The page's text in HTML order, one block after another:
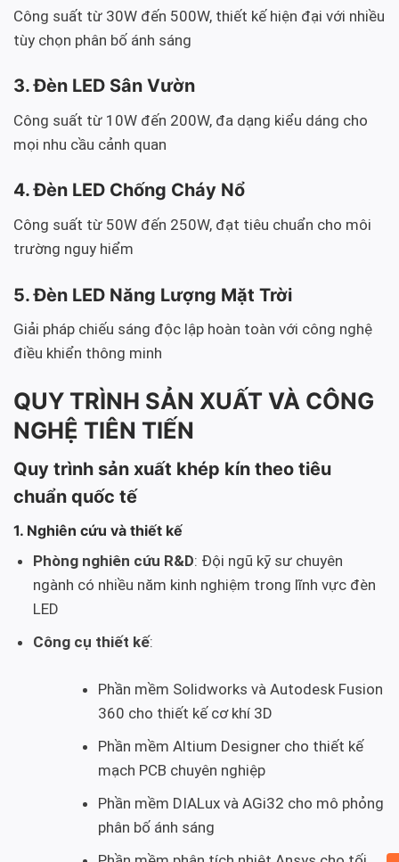
Công suất từ 30W đến 500W, thiết kế hiện đại với nhiều
tùy chọn phân bố ánh sáng
3. Đèn LED Sân Vườn
Công suất từ 10W đến 200W, đa dạng kiểu dáng cho
mọi nhu cầu cảnh quan
4. Đèn LED Chống Cháy Nổ
Công suất từ 50W đến 250W, đạt tiêu chuẩn cho môi
trường nguy hiểm
5. Đèn LED Năng Lượng Mặt Trời
Giải pháp chiếu sáng độc lập hoàn toàn với công nghệ
điều khiển thông minh
QUY TRÌNH SẢN XUẤT VÀ CÔNG
NGHỆ TIÊN TIẾN
Quy trình sản xuất khép kín theo tiêu
chuẩn quốc tế
1. Nghiên cứu và thiết kế
Phòng nghiên cứu R&D: Đội ngũ kỹ sư chuyên
ngành có nhiều năm kinh nghiệm trong lĩnh vực đèn
LED
Công cụ thiết kế:
Phần mềm Solidworks và Autodesk Fusion
360 cho thiết kế cơ khí 3D
Phần mềm Altium Designer cho thiết kế
mạch PCB chuyên nghiệp
Phần mềm DIALux và AGi32 cho mô phỏng
phân bố ánh sáng